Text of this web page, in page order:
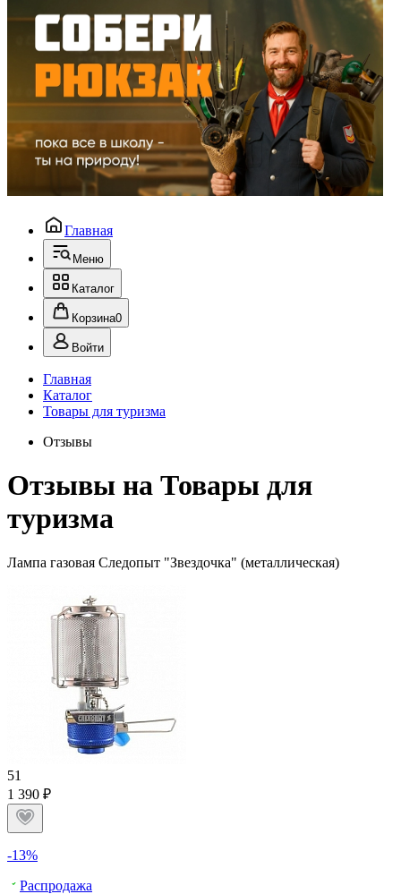
Главная
Меню
Каталог
Корзина0
Войти
Главная
Каталог
Товары для туризма
Отзывы
Отзывы на Товары для
туризма
Лампа газовая Следопыт "Звездочка" (металлическая)
51
1 390 ₽
-13%
Распродажа